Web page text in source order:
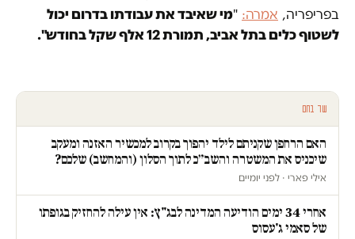
בפריפריה, אמרה: "מי שאיבד את עבודתו בדרום יכול
לשטוף כלים בתל אביב, תמורת 12 אלף שקל בחודש".
עוד בחם
האם הרחפן שקניתם לילד יהפוך בקרוב למכשיר האזנה ומעקב
שיכניס את המשטרה והשב״כ לתוך הסלון (והמחשב) שלכם?
אילי פארי · לפני יומיים
אחרי 34 ימים הודיעה המדינה לבג"ץ: אין עילה להחזיק בגופתו
של סאמי ג'עסוס